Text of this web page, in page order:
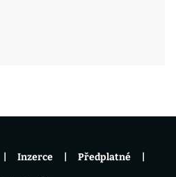
Inzerce Předplatné